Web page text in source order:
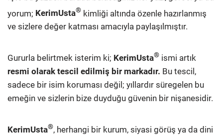
yorum; KerimUsta® kimliği altında özenle hazırlanmış
ve sizlere değer katması amacıyla paylaşılmıştır.
Gururla belirtmek isterim ki; KerimUsta® ismi artık
resmi olarak tescil edilmiş bir markadır. Bu tescil,
sadece bir isim koruması değil; yıllardır süregelen bu
emeğin ve sizlerin bize duyduğu güvenin bir nişanesidir.
KerimUsta®, herhangi bir kurum, siyasi görüş ya da dini